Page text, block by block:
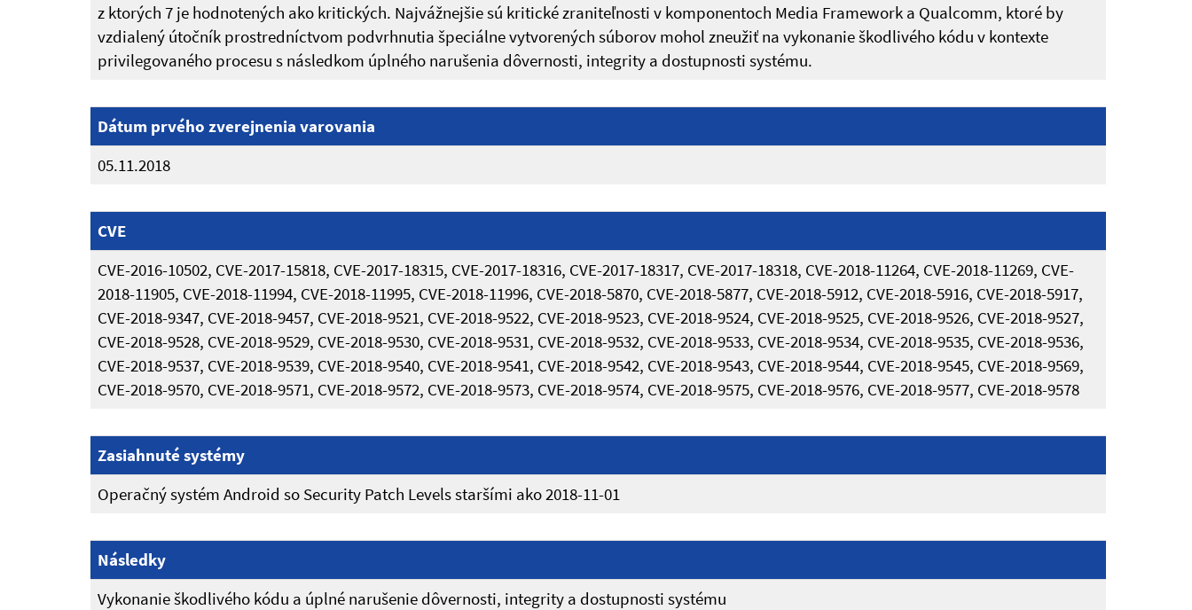
z ktorých 7 je hodnotených ako kritických. Najvážnejšie sú kritické zraniteľnosti v komponentoch Media Framework a Qualcomm, ktoré by
vzdialený útočník prostredníctvom podvrhnutia špeciálne vytvorených súborov mohol zneužiť na vykonanie škodlivého kódu v kontexte
privilegovaného procesu s následkom úplného narušenia dôvernosti, integrity a dostupnosti systému.
Dátum prvého zverejnenia varovania
05.11.2018
CVE
CVE-2016-10502, CVE-2017-15818, CVE-2017-18315, CVE-2017-18316, CVE-2017-18317, CVE-2017-18318, CVE-2018-11264, CVE-2018-11269, CVE-
2018-11905, CVE-2018-11994, CVE-2018-11995, CVE-2018-11996, CVE-2018-5870, CVE-2018-5877, CVE-2018-5912, CVE-2018-5916, CVE-2018-5917,
CVE-2018-9347, CVE-2018-9457, CVE-2018-9521, CVE-2018-9522, CVE-2018-9523, CVE-2018-9524, CVE-2018-9525, CVE-2018-9526, CVE-2018-9527,
CVE-2018-9528, CVE-2018-9529, CVE-2018-9530, CVE-2018-9531, CVE-2018-9532, CVE-2018-9533, CVE-2018-9534, CVE-2018-9535, CVE-2018-9536,
CVE-2018-9537, CVE-2018-9539, CVE-2018-9540, CVE-2018-9541, CVE-2018-9542, CVE-2018-9543, CVE-2018-9544, CVE-2018-9545, CVE-2018-9569,
CVE-2018-9570, CVE-2018-9571, CVE-2018-9572, CVE-2018-9573, CVE-2018-9574, CVE-2018-9575, CVE-2018-9576, CVE-2018-9577, CVE-2018-9578
Zasiahnuté systémy
Operačný systém Android so Security Patch Levels staršími ako 2018-11-01
Následky
Vykonanie škodlivého kódu a úplné narušenie dôvernosti, integrity a dostupnosti systému